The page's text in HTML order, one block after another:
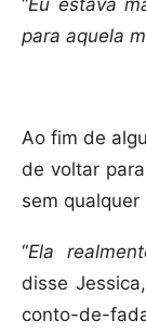
“Eu estava
para aquela
Ao fim de
de voltar
sem qualquer
“Ela
disse
conto-de-